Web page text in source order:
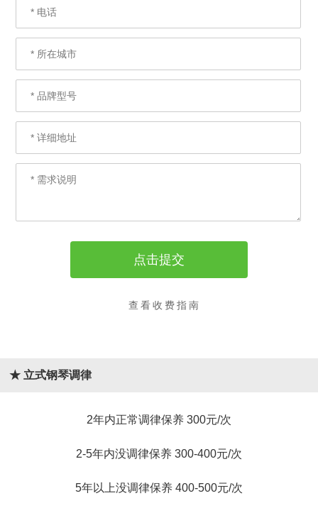
查看收费指南
★ 立式钢琴调律
2年内正常调律保养 300元/次
2-5年内没调律保养 300-400元/次
5年以上没调律保养 400-500元/次